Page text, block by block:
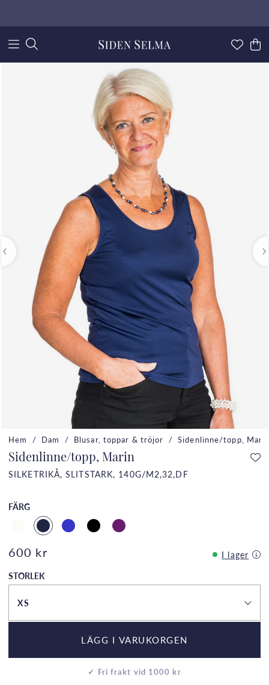
Hem Dam Blusar, toppar & tröjor Sidenlinne/topp,
Sidenlinne/topp, Marin
SILKETRIKÅ, SLITSTARK, 140G/M2,32,DF
FÄRG
600 kr
I lager
STORLEK
XS
LÄGG I VARUKORGEN
✓ Fri frakt vid 1000 kr